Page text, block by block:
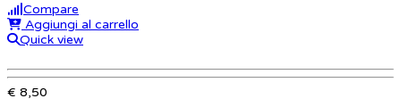
Compare
Aggiungi al carrello
Quick view
€ 8,50